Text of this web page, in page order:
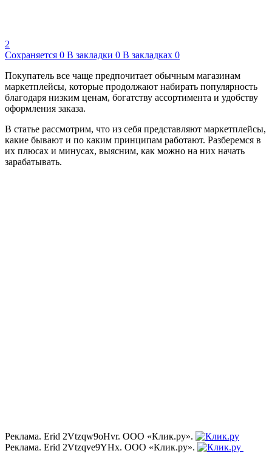
2
Сохраняется 0 В закладки 0 В закладках 0
Покупатель все чаще предпочитает обычным магазинам
маркетплейсы, которые продолжают набирать популярность
благодаря низким ценам, богатству ассортимента и удобству
оформления заказа.
В статье рассмотрим, что из себя представляют маркетплейсы,
какие бывают и по каким принципам работают. Разберемся в
их плюсах и минусах, выясним, как можно на них начать
зарабатывать.
Реклама. Erid 2Vtzqw9oHvr. ООО «Клик.ру».
Реклама. Erid 2Vtzqve9YHx. ООО «Клик.ру».